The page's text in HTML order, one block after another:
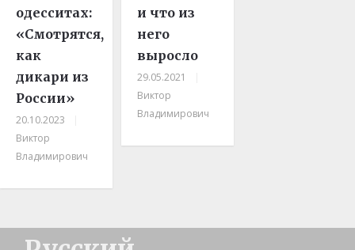
одесситах:
«Смотрятся,
как
дикари из
России»
20.10.2023
Виктор
Владимирович
и что из
него
выросло
29.05.2021
Виктор
Владимирович